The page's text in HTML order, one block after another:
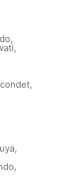
,
,
,
,
,